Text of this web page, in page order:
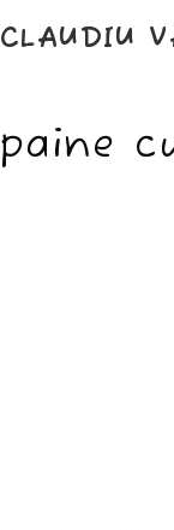
to
content
CLAUDIU
paine